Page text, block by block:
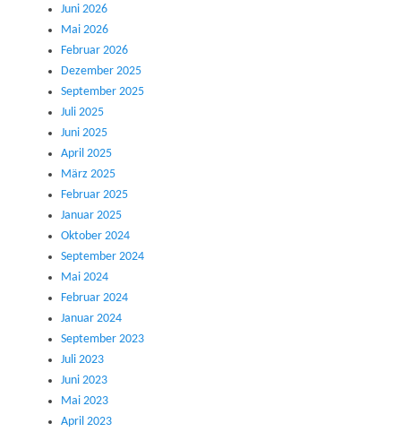
Juni 2026
Mai 2026
Februar 2026
Dezember 2025
September 2025
Juli 2025
Juni 2025
April 2025
März 2025
Februar 2025
Januar 2025
Oktober 2024
September 2024
Mai 2024
Februar 2024
Januar 2024
September 2023
Juli 2023
Juni 2023
Mai 2023
April 2023